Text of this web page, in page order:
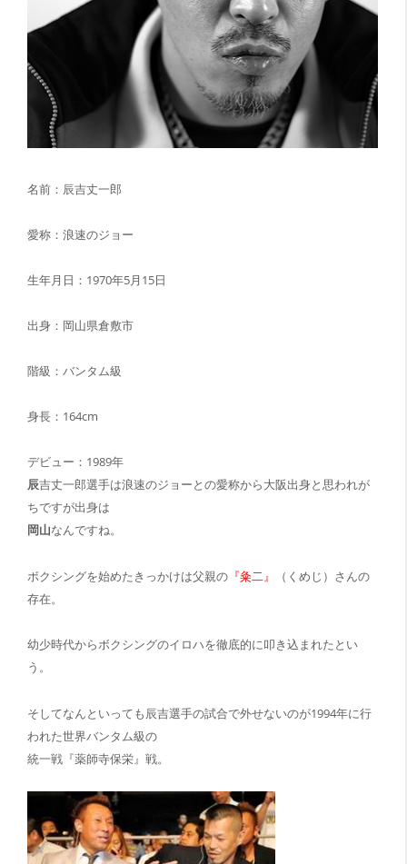
名前：辰吉丈一郎
愛称：浪速のジョー
生年月日：1970年5月15日
出身：岡山県倉敷市
階級：バンタム級
身長：164cm
デビュー：1989年
辰吉丈一郎選手は浪速のジョーとの愛称から大阪出身と思われが
ちですが出身は
岡山なんですね。
ボクシングを始めたきっかけは父親の 『粂二』
（くめじ）さんの
存在。
幼少時代からボクシングのイロハを徹底的に叩き込まれたとい
う。
そしてなんといっても辰吉選手の試合で外せないのが1994年に行
われた世界バンタム級の
統一戦『薬師寺保栄』戦。